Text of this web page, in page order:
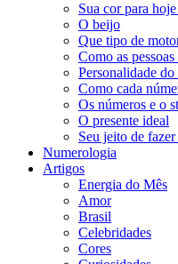
Sua cor para
O beijo
Que tipo de
Como as
Personalidade
Como cada
Os números e o
O presente ideal
Seu jeito de
Numerologia
Artigos
Energia do Mês
Amor
Brasil
Celebridades
Cores